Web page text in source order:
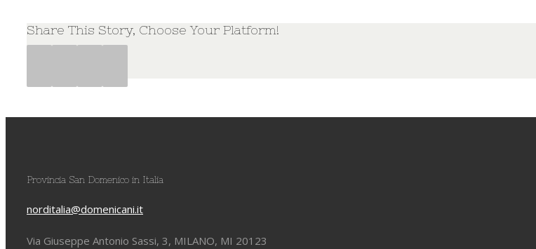
Share This Story, Choose Your Platform!
Provincia San Domenico in Italia
norditalia@domenicani.it
Via Giuseppe Antonio Sassi, 3, MILANO, MI 20123